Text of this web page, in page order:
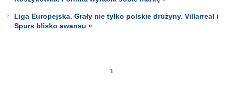
Liga Europejska. Grały nie tylko polskie drużyny. Villarreal i
Spurs blisko awansu »
1